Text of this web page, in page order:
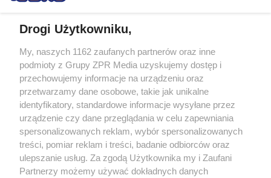
SIATKÓWKA
Drogi Użytkowniku,
My, naszych 1162 zaufanych partnerów oraz inne
podmioty z Grupy ZPR Media uzyskujemy dostęp i
przechowujemy informacje na urządzeniu oraz
przetwarzamy dane osobowe, takie jak unikalne
identyfikatory, standardowe informacje wysyłane przez
urządzenie czy dane przeglądania w celu zapewniania
spersonalizowanych reklam, wybór spersonalizowanych
treści, pomiar reklam i treści, badanie odbiorców oraz
ulepszanie usług. Za zgodą Użytkownika my i Zaufani
Partnerzy możemy używać dokładnych danych